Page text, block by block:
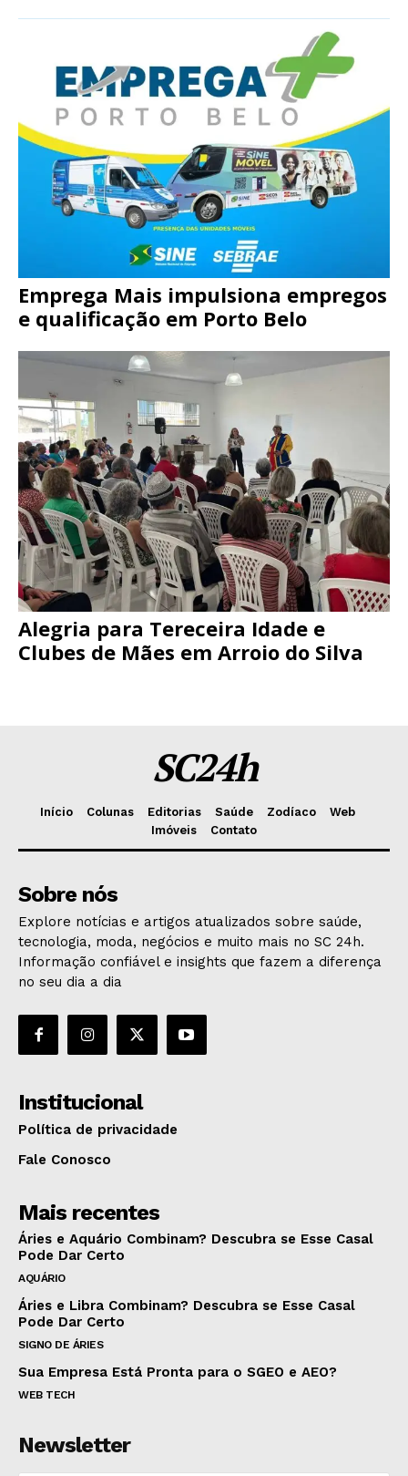
Emprega Mais impulsiona empregos
e qualificação em Porto Belo
Alegria para Tereceira Idade e
Clubes de Mães em Arroio do Silva
SC24h
Início Colunas Editorias Saúde Zodíaco
Web
Imóveis
Contato
Sobre nós
Explore notícias e artigos atualizados sobre saúde,
tecnologia, moda, negócios e muito mais no SC 24h.
Informação confiável e insights que fazem a diferença
no seu dia a dia
Institucional
Política de privacidade
Fale Conosco
Mais recentes
Áries e Aquário Combinam? Descubra se Esse Casal
Pode Dar Certo
AQUÁRIO
Áries e Libra Combinam? Descubra se Esse Casal
Pode Dar Certo
SIGNO DE ÁRIES
Sua Empresa Está Pronta para o SGEO e AEO?
WEB TECH
Newsletter